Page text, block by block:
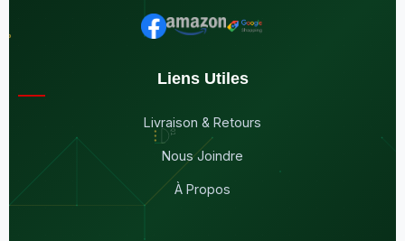
Liens Utiles
Livraison & Retours
Nous Joindre
À Propos